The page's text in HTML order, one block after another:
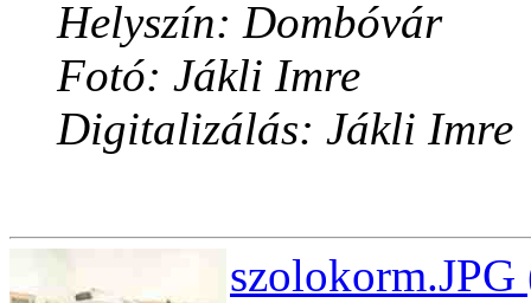
Helyszín: Dombóvár
Fotó: Jákli Imre
Digitalizálás: Jákli Imre